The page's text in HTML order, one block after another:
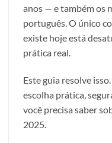
anos — e também os
português. O único
existe hoje está
prática real.
Este guia resolve
escolha prática,
você precisa saber
2025.